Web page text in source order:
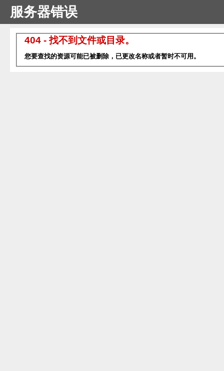
服务器错误
404 - 找不到文件或目录。
您要查找的资源可能已被删除，已更改名称或者暂时不可用。